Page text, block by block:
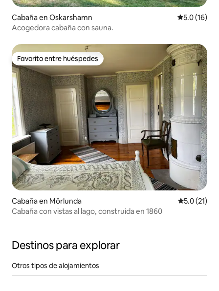
Cabaña en Oskarshamn Calificación
5.0 (16)
Acogedora cabaña con sauna.
Favorito entre huéspedes
Favorito entre huéspedes
Cabaña en Mörlunda Calificación
5.0 (21)
Cabaña con vistas al lago, construida en 1860
Destinos para explorar
Otros tipos de alojamientos